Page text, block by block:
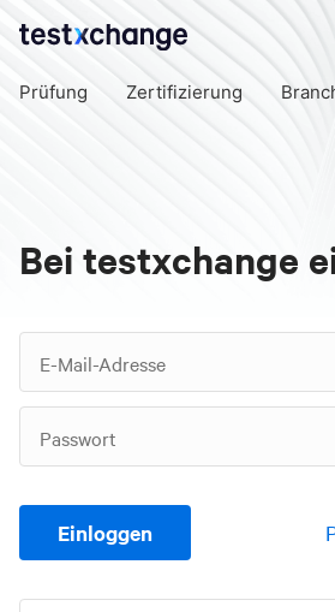
Prüfung Zertifizierung
Bei testxchange
E-Mail-Adresse
Passwort
Einloggen